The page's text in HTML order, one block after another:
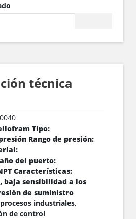
técnica
Tipo:
Rango de presión:
del puerto:
Características:
baja sensibilidad a los
de suministro
industriales,
de control